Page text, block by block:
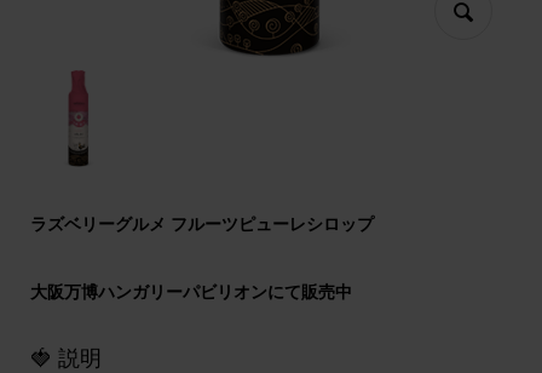
ラズベリーグルメ フルーツピューレシロップ
大阪万博ハンガリーパビリオンにて販売中
🍓 説明